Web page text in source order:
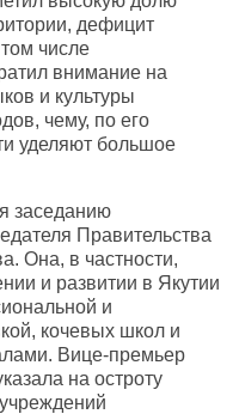
дефицит
числе
внимание на
и культуры
чему, по его
уделяют большое
заседанию
Правительства
Она, в частности,
и развитии в Якутии
и
кочевых школ и
Вице-премьер
на остроту